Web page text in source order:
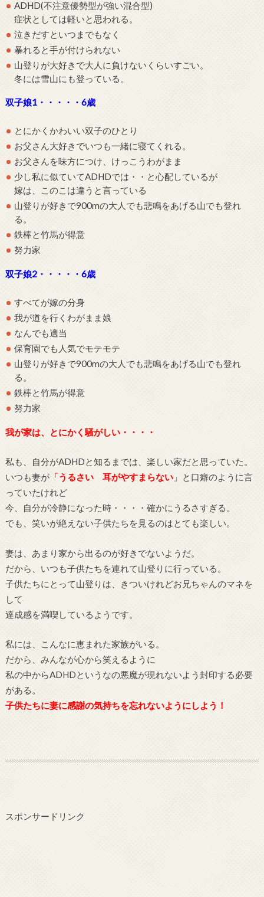
ADHD(不注意優勢型が強い混合型)
症状としては軽いと思われる。
泣きだすといつまでもなく
暴れると手が付けられない
山登りが大好きで大人に負けないくらいすごい。
冬には雪山にも登っている。
双子娘1・・・・・6歳
とにかくかわいい双子のひとり
お父さん大好きでいつも一緒に寝てくれる。
お父さんを味方につけ、けっこうわがまま
少し私に似ていてADHDでは・・と心配しているが
嫁は、このこは違うと言っている
山登りが好きで900mの大人でも悲鳴をあげる山でも登れ
る。
鉄棒と竹馬が得意
努力家
双子娘2・・・・・6歳
すべてが嫁の分身
我が道を行くわがまま娘
なんでも適当
保育園でも人気でモテモテ
山登りが好きで900mの大人でも悲鳴をあげる山でも登れ
る。
鉄棒と竹馬が得意
努力家
我が家は、とにかく騒がしい・・・・
私も、自分がADHDと知るまでは、楽しい家だと思っていた。
いつも妻が「うるさい 耳がやすまらない」と口癖のように言
っていたけれど
今、自分が冷静になった時・・・・確かにうるさすぎる。
でも、笑いが絶えない子供たちを見るのはとても楽しい。
妻は、あまり家から出るのが好きでないようだ。
だから、いつも子供たちを連れて山登りに行っている。
子供たちにとって山登りは、きついけれどお兄ちゃんのマネを
して
達成感を満喫しているようです。
私には、こんなに恵まれた家族がいる。
だから、みんなが心から笑えるように
私の中からADHDというなの悪魔が現れないよう封印する必要
がある。
子供たちに妻に感謝の気持ちを忘れないようにしよう！
スポンサードリンク